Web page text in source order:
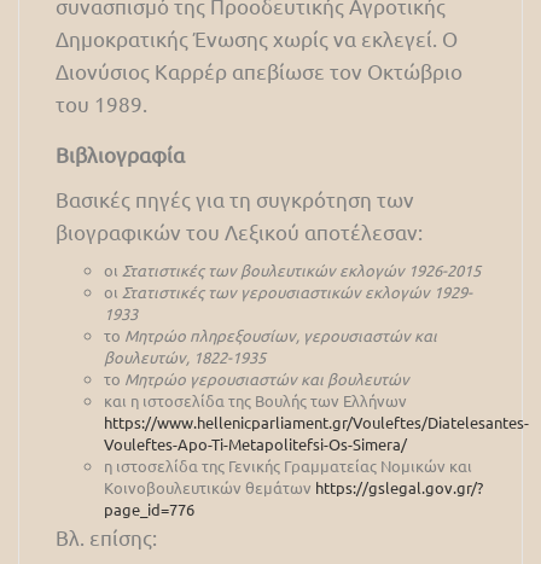
συνασπισμό της Προοδευτικής Αγροτικής
Δημοκρατικής Ένωσης χωρίς να εκλεγεί. Ο
Διονύσιος Καρρέρ απεβίωσε τον Οκτώβριο
του 1989.
Βιβλιογραφία
Βασικές πηγές για τη συγκρότηση των
βιογραφικών του Λεξικού αποτέλεσαν:
οι Στατιστικές των βουλευτικών εκλογών 1926-2015
οι Στατιστικές των γερουσιαστικών εκλογών 1929-
1933
το Μητρώο πληρεξουσίων, γερουσιαστών και
βουλευτών, 1822-1935
το Μητρώο γερουσιαστών και βουλευτών
και η ιστοσελίδα της Βουλής των Ελλήνων
https://www.hellenicparliament.gr/Vouleftes/Diatelesantes-
Vouleftes-Apo-Ti-Metapolitefsi-Os-Simera/
η ιστοσελίδα της Γενικής Γραμματείας Νομικών και
Κοινοβουλευτικών θεμάτων https://gslegal.gov.gr/?
page_id=776
Βλ. επίσης: